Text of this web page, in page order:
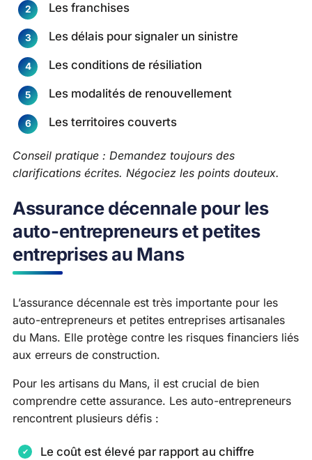
Les franchises
Les délais pour signaler un sinistre
Les conditions de résiliation
Les modalités de renouvellement
Les territoires couverts
Conseil pratique : Demandez toujours des
clarifications écrites. Négociez les points douteux.
Assurance décennale pour les
auto-entrepreneurs et petites
entreprises au Mans
L’assurance décennale est très importante pour les
auto-entrepreneurs et petites entreprises artisanales
du Mans. Elle protège contre les risques financiers liés
aux erreurs de construction.
Pour les artisans du Mans, il est crucial de bien
comprendre cette assurance. Les auto-entrepreneurs
rencontrent plusieurs défis :
Le coût est élevé par rapport au chiffre